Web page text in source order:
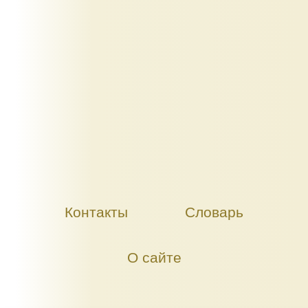
Контакты Словарь
О сайте